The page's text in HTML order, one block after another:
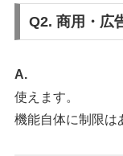
Q2. 商用・広
A.
使えます。
機能自体に制限は